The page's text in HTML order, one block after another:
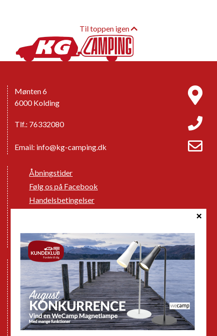
Til toppen igen
Mønten 6
6000 Kolding
Tlf.: 76332080
Email: info@kg-camping.dk
Åbningstider
Følg os på Facebook
Handelsbetingelser
GPDR - Optagelse af foto og video
Nye Campingvogne
Nye Autocampere og Vans
Brugte Campingvogne
Brugte Autocampere og Vans
Webshop